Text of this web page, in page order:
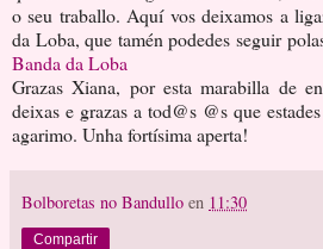
o seu traballo. Aquí vos deixamos a
da Loba, que tamén podedes seguir
Banda da Loba
Grazas Xiana, por esta marabilla de
deixas e grazas a tod@s @s que
agarimo. Unha fortísima aperta!
Bolboretas no Bandullo en 11:30
Compartir